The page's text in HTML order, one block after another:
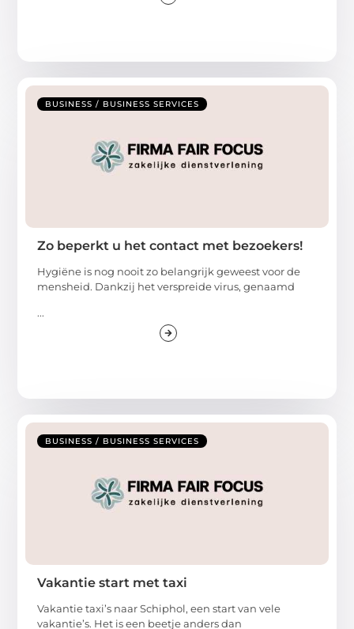
BUSINESS / BUSINESS SERVICES
Zo beperkt u het contact met bezoekers!
Hygiëne is nog nooit zo belangrijk geweest voor de
mensheid. Dankzij het verspreide virus, genaamd
...
BUSINESS / BUSINESS SERVICES
Vakantie start met taxi
Vakantie taxi’s naar Schiphol, een start van vele
vakantie’s. Het is een beetje anders dan